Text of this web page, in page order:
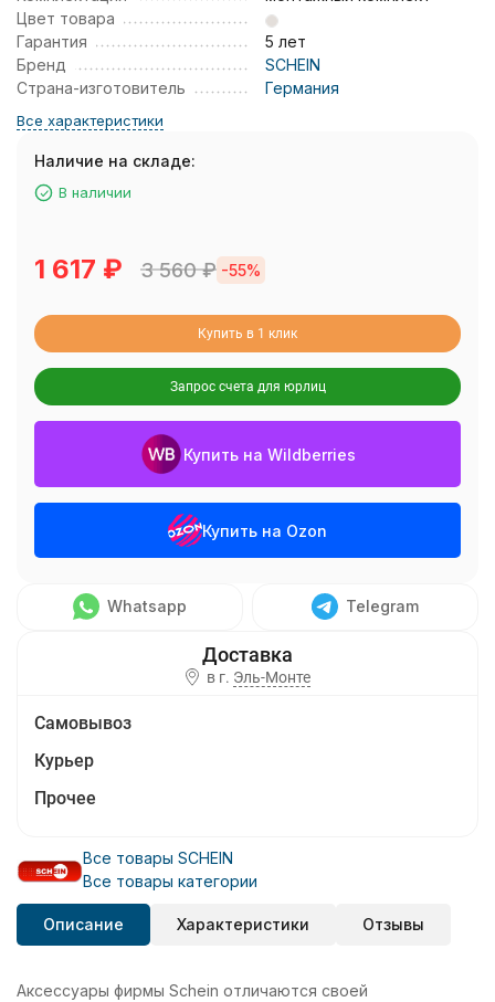
Цвет товара
Гарантия
5 лет
Бренд
SCHEIN
Страна-изготовитель
Германия
Все характеристики
Наличие на складе:
В наличии
1 617 ₽ 3 560₽ -55%
Купить в 1 клик
Запрос счета для юрлиц
Купить на Wildberries
Купить на Ozon
Whatsapp Telegram
в г. Эль-Монте
Самовывоз
Курьер
Прочее
Все товары SCHEIN
Все товары категории
Описание Характеристики Отзывы
Аксессуары фирмы Schein отличаются своей